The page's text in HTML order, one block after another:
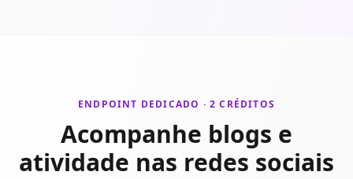
ENDPOINT DEDICADO · 2 CRÉDITOS
Acompanhe blogs e
atividade nas redes sociais